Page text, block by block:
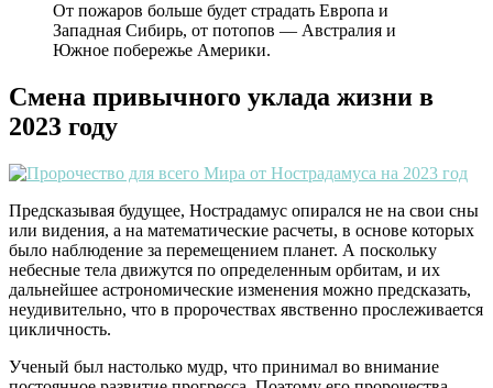
От пожаров больше будет страдать Европа и
Западная Сибирь, от потопов — Австралия и
Южное побережье Америки.
Смена привычного уклада жизни в
2023 году
Предсказывая будущее, Нострадамус опирался не на свои сны
или видения, а на математические расчеты, в основе которых
было наблюдение за перемещением планет. А поскольку
небесные тела движутся по определенным орбитам, и их
дальнейшее астрономические изменения можно предсказать,
неудивительно, что в пророчествах явственно прослеживается
цикличность.
Ученый был настолько мудр, что принимал во внимание